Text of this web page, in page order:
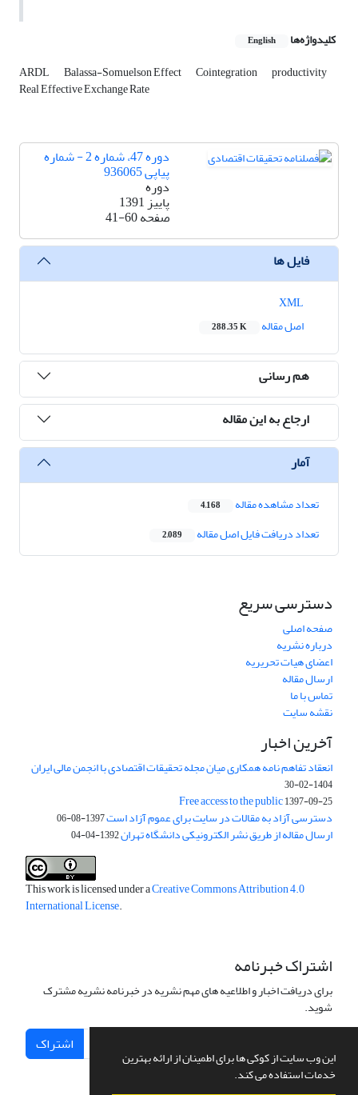
این وب سایت از کوکی ها برای اطمینان از ارائه بهترین
خدمات استفاده می کند.
کلیدواژه‌ها English
ARDL Balassa-Somuelson Effect Cointegration productivity
Real Effective Exchange Rate
دوره 47، شماره 2 - شماره
پیاپی 936065
دوره
پاییز 1391
صفحه41-60
فایل ها
اصل مقاله
288.35 K
هم رسانی
ارجاع به این مقاله
آمار
تعداد مشاهده مقاله 4,168
تعداد دریافت فایل اصل مقاله 2,089
دسترسی سریع
صفحه اصلی
درباره نشریه
اعضای هیات تحریریه
ارسال مقاله
تماس با ما
نقشه سایت
آخرین اخبار
انعقاد تفاهم نامه همکاری میان مجله تحقیقات اقتصادی با انجمن مالی ایران
1404-02-30
Free access to the public1397-09-25
دسترسی آزاد به مقالات در سایت برای عموم آزاد است1397-08-06
ارسال مقاله از طریق نشر الکترونیکی دانشگاه تهران1392-04-04
This work is licensed under aCreative Commons Attribution 4.0
International License.
اشتراک خبرنامه
برای دریافت اخبار و اطلاعیه های مهم نشریه در خبرنامه نشریه مشترک
شوید.
اشتراک